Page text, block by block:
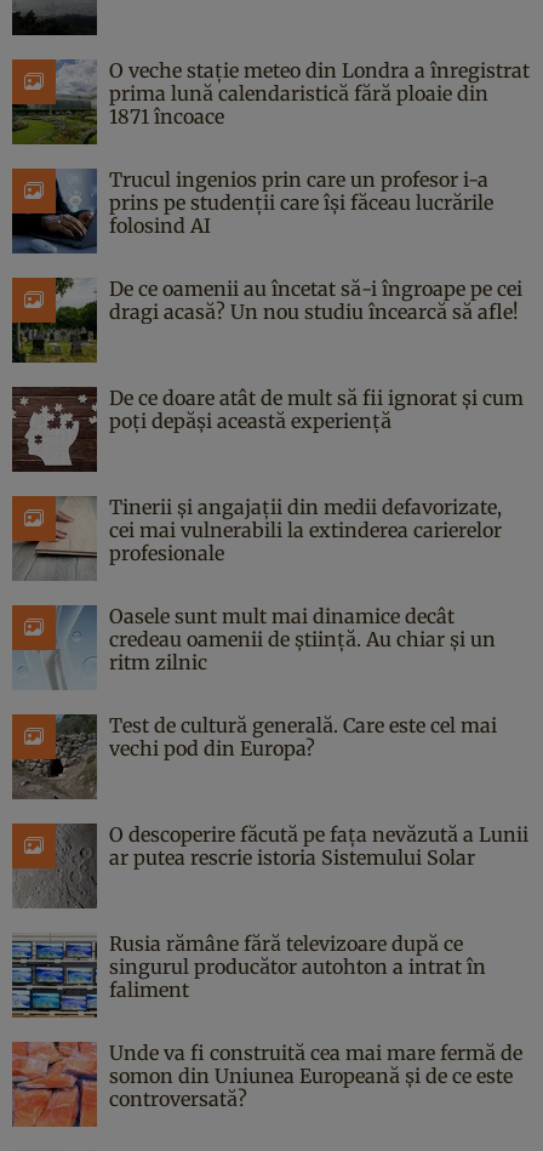
O veche stație meteo din Londra a înregistrat
prima lună calendaristică fără ploaie din
1871 încoace
Trucul ingenios prin care un profesor i-a
prins pe studenții care își făceau lucrările
folosind AI
De ce oamenii au încetat să-i îngroape pe cei
dragi acasă? Un nou studiu încearcă să afle!
De ce doare atât de mult să fii ignorat și cum
poți depăși această experiență
Tinerii și angajații din medii defavorizate,
cei mai vulnerabili la extinderea carierelor
profesionale
Oasele sunt mult mai dinamice decât
credeau oamenii de știință. Au chiar și un
ritm zilnic
Test de cultură generală. Care este cel mai
vechi pod din Europa?
O descoperire făcută pe fața nevăzută a Lunii
ar putea rescrie istoria Sistemului Solar
Rusia rămâne fără televizoare după ce
singurul producător autohton a intrat în
faliment
Unde va fi construită cea mai mare fermă de
somon din Uniunea Europeană și de ce este
controversată?